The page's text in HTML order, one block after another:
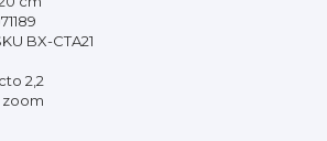
BX-CTA21
2,2